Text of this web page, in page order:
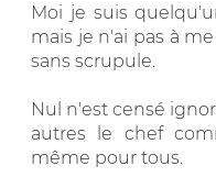
Moi je suis
mais je n'ai pas à
sans scrupule.
Nul n'est censé
autres le chef
même pour tous.